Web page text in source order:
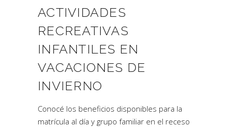
ACTIVIDADES
RECREATIVAS
INFANTILES EN
VACACIONES DE
INVIERNO
Conocé los beneficios disponibles para la
matrícula al día y grupo familiar en el receso